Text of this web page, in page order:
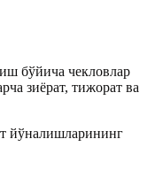
бўйича чекловлар
зиёрат, тижорат ва
йўналишларининг